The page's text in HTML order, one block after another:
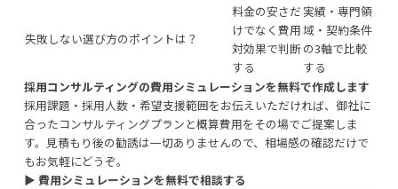
失敗しない選び方のポイントは？
料金の安さだ
けでなく費用
対効果で判断
する
実績・専門領
域・契約条件
の3軸で比較
する
採用コンサルティングの費用シミュレーションを無料で作成します
採用課題・採用人数・希望支援範囲をお伝えいただければ、御社に
合ったコンサルティングプランと概算費用をその場でご提案しま
す。見積もり後の勧誘は一切ありませんので、相場感の確認だけで
もお気軽にどうぞ。
▶︎ 費用シミュレーションを無料で相談する